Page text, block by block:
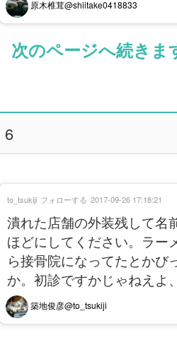
原木椎茸@shiitake0418833
次のページへ続きま
6
潰れた店舗の外装残して名
ほどにしてください。ラー
ら接骨院になってたとかび
か。初診ですかじゃねえよ
築地俊彦@to_tsukiji
to_tsukiji フォローする 2017-09-26 17:18:21